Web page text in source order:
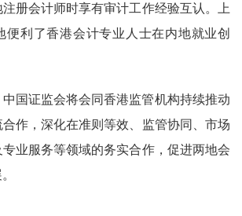
注册会计师时享有审计工作经验互认。上
便利了香港会计专业人士在内地就业创
国证监会将会同香港监管机构持续推动
作，深化在准则等效、监管协同、市场
业服务等领域的务实合作，促进两地会